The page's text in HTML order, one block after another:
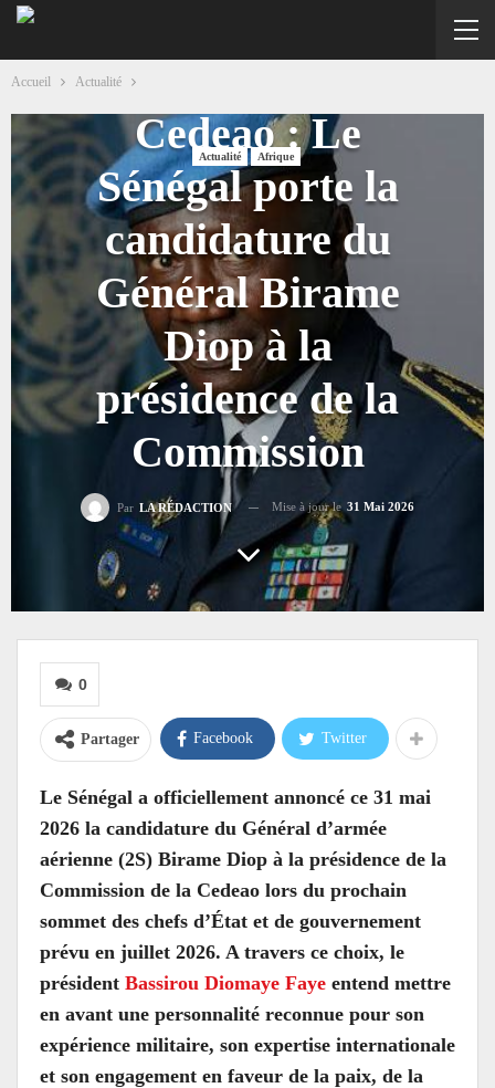
Accueil Actualité
Actualité Afrique
Cedeao : Le
Sénégal porte la
candidature du
Général Birame
Diop à la
présidence de la
Commission
Par LA RÉDACTION Mise à jour le 31 Mai 2026
0
Partager Facebook Twitter
Le Sénégal a officiellement annoncé ce 31 mai
2026 la candidature du Général d’armée
aérienne (2S) Birame Diop à la présidence de la
Commission de la Cedeao lors du prochain
sommet des chefs d’État et de gouvernement
prévu en juillet 2026. A travers ce choix, le
président Bassirou Diomaye Faye entend mettre
en avant une personnalité reconnue pour son
expérience militaire, son expertise internationale
et son engagement en faveur de la paix, de la